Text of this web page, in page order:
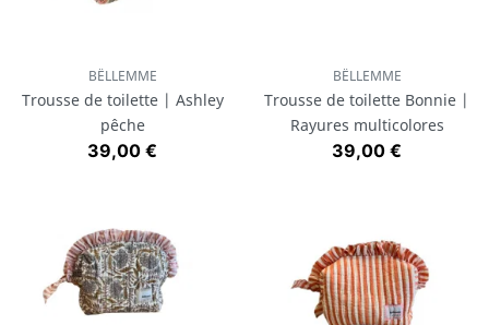
BËLLEMME
Trousse de toilette | Ashley
pêche
Prix
39,00 €
BËLLEMME
Trousse de toilette Bonnie |
Rayures multicolores
Prix
39,00 €